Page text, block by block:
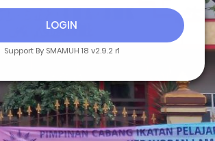
LOGIN
Support By SMAMUH 18 v2.9.2 r1